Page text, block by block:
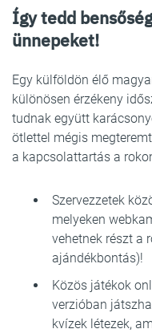
Így tedd
ünnepeket!
Egy külföldön élő
különösen érzékeny
tudnak együtt
ötlettel mégis
a kapcsolattartás a
Szervezzetek
melyeken
vehetnek részt a
ajándékbontás)!
Közös játékok
verzióban
kvízek létezek,